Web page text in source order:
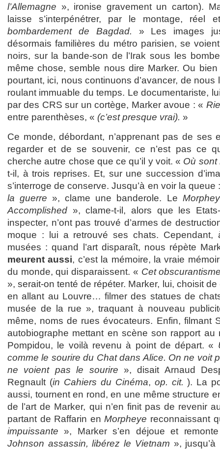
l’Allemagne », ironise gravement un carton).
laisse s’interpénétrer, par le montage,
bombardement de Bagdad. » Les images
désormais familières du métro parisien, se
noirs, sur la bande-son de l’Irak sous les
même chose, semble nous dire Marker. Ou
pourtant, ici, nous continuons d’avancer, de
roulant immuable du temps. Le documentariste,
par des CRS sur un cortège, Marker avoue : «
entre parenthèses, « (c’est presque vrai). »
Ce monde, débordant, n’apprenant pas de ses
regarder et de se souvenir, ce n’est pas ce
cherche autre chose que ce qu’il y voit. « Où
t-il, à trois reprises. Et, sur une succession
s’interroge de conserve. Jusqu’à en voir la queue
la guerre », clame une banderole. Le
Accomplished », clame-t-il, alors que les
inspecter, n’ont pas trouvé d’armes de
moque : lui a retrouvé ses chats. Cependant,
musées : quand l’art disparaît, nous répète
meurent aussi, c’est la mémoire, la vraie
du monde, qui disparaissent. « Cet
», serait-on tenté de répéter. Marker, lui, choisit
en allant au Louvre… filmer des statues de
musée de la rue », traquant à nouveau
même, noms de rues évocateurs. Enfin, filmant
autobiographe mettant en scène son rapport
Pompidou, le voilà revenu à point de départ. «
comme le sourire du Chat dans Alice. On ne voit
ne voient pas le sourire », disait Arnaud
Regnault (in Cahiers du Cinéma, op. cit.). La
aussi, tournent en rond, en une même structure
de l’art de Marker, qui n’en finit pas de revenir
partant de Raffarin enMorpheye reconnaissant
impuissante », Marker s’en déjoue et
Johnson assassin, libérez le Vietnam », jusqu’à